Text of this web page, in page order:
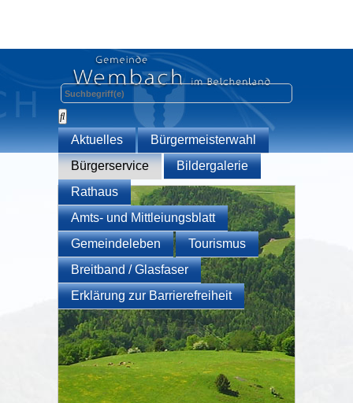
Aktuelles
Bürgermeisterwahl
Bürgerservice
Bildergalerie
Rathaus
Amts- und Mittleiungsblatt
Gemeindeleben
Tourismus
Breitband / Glasfaser
Erklärung zur Barrierefreiheit